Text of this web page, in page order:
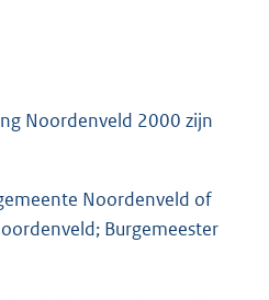
Noordenveld 2000 zijn
Noordenveld of
Burgemeester